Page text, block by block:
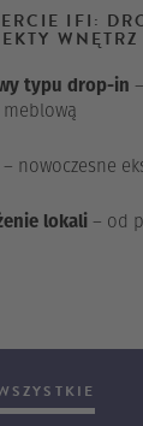
IFI:
WNĘTRZ
typu drop-in
meblową
– nowoczesne
lokali – od